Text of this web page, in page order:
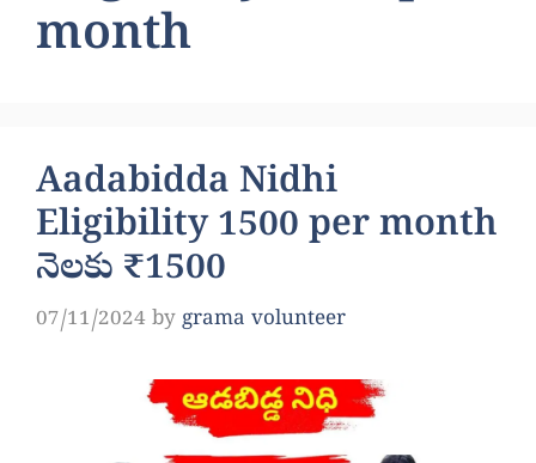
month
Aadabidda Nidhi
Eligibility 1500 per month
నెలకు ₹1500
07/11/2024 by grama volunteer